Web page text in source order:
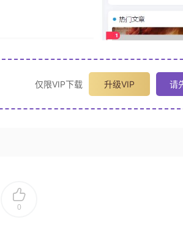
仅限VIP下载 升级VIP 请
0